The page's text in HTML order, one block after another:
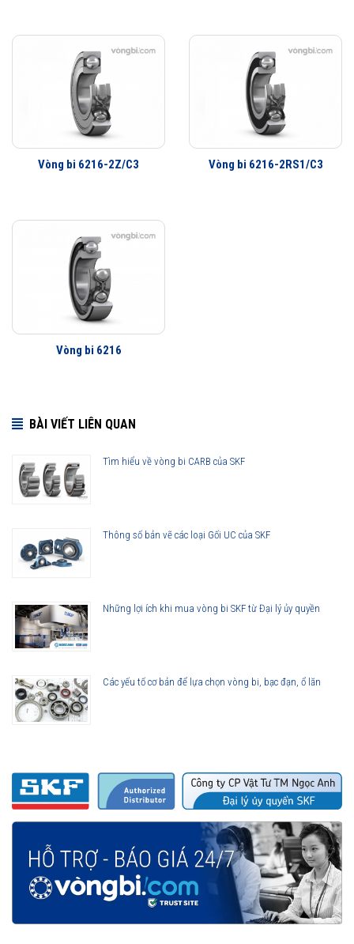
Vòng bi SKF 6216-2Z thế hệ Explorer được nâng lên cao hơn so với
các thế hệ vòng bi SKF trước đây, bởi vậy ở cùng tốc độ nhưng nhiệt độ
của vòng bi SKF Explorer thấp hơn rất nhiều. Tính năng này làm giảm
nhu cầu sử dụng mỡ bôi trơn và giảm tiêu hao năng lượng trên vòng
Vòng bi 6216-2Z được phân phối chính hãng
Hotline hỗ trợ 24/7
0921 345 345 096 123 8558
Vòng bi 6216-2Z/C3 Vòng bi 6216-2RS1/C3
Vòng bi 6216
BÀI VIẾT LIÊN QUAN
Tìm hiểu về vòng bi CARB của SKF
Thông số bản vẽ các loại Gối UC của SKF
Những lợi ích khi mua vòng bi SKF từ Đại lý ủy quyền
Các yếu tố cơ bản để lựa chọn vòng bi, bạc đạn, ổ lăn